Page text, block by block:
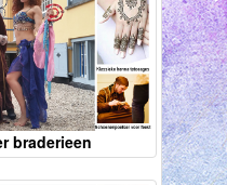
braderieen